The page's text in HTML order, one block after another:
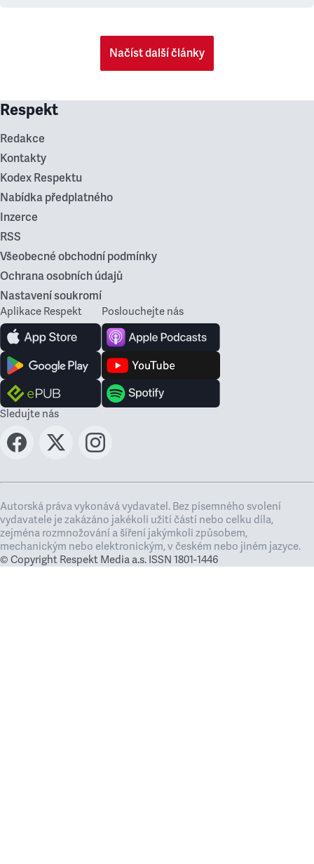
Načíst další články
Respekt
Redakce
Kontakty
Kodex Respektu
Nabídka předplatného
Inzerce
RSS
Všeobecné obchodní podmínky
Ochrana osobních údajů
Nastavení soukromí
Aplikace Respekt Poslouchejte nás
Sledujte nás
Autorská práva vykonává vydavatel. Bez písemného svolení
vydavatele je zakázáno jakékoli užití částí nebo celku díla,
zejména rozmnožování a šíření jakýmkoli způsobem,
mechanickým nebo elektronickým, v českém nebo jiném jazyce.
© Copyright Respekt Media a.s. ISSN 1801-1446